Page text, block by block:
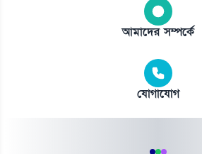
আমাদের সম্পর্কে
যোগাযোগ